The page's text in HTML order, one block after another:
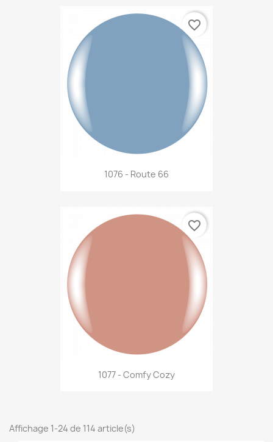
1076 - Route 66
favorite_border
1077 - Comfy Cozy
favorite_border
Affichage 1-24 de 114 article(s)